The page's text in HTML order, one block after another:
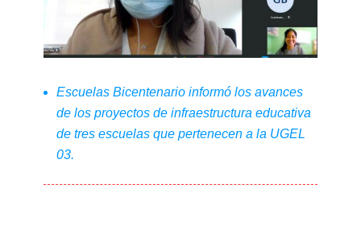
Escuelas Bicentenario informó los avances
de los proyectos de infraestructura educativa
de tres escuelas que pertenecen a la UGEL
03.